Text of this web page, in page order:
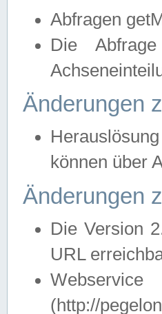
Abfragen
Die
Änderungen
können über
Änderungen
Die Version
URL
(http://